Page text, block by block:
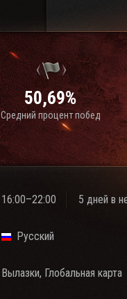
50,69%
Средний процент побед
16:00–22:00 5 дней в
Русский
Вылазки, Глобальная карта